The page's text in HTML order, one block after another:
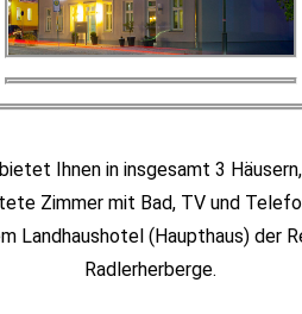
Ihnen in insgesamt 3
Zimmer mit Bad, TV und
Landhaushotel (Haupthaus) der
Radlerherberge.